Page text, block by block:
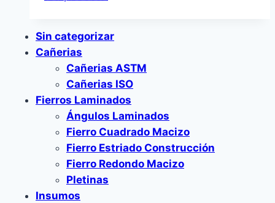
Sin categorizar
Cañerias
Cañerias ASTM
Cañerias ISO
Fierros Laminados
Ángulos Laminados
Fierro Cuadrado Macizo
Fierro Estriado Construcción
Fierro Redondo Macizo
Pletinas
Insumos